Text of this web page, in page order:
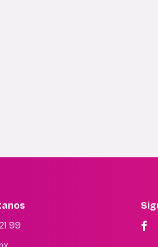
99